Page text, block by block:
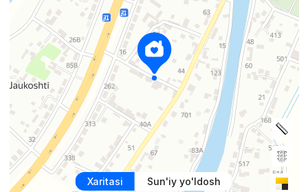
Xaritasi Sun'iy yo'ldosh